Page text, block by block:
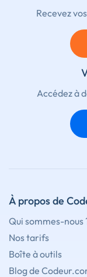
Recevez
Accédez à
À propos de
Qui sommes-nous
Nos tarifs
Boîte à outils
Blog de